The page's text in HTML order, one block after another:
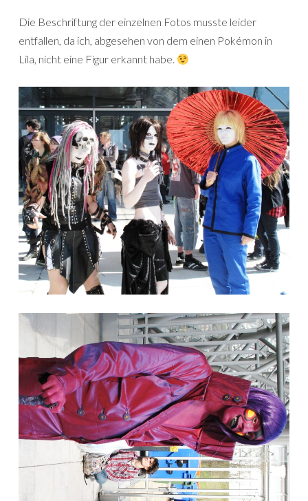
Die Beschriftung der einzelnen Fotos musste leider
entfallen, da ich, abgesehen von dem einen Pokémon in
Lila, nicht eine Figur erkannt habe.